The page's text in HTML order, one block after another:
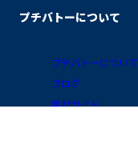
プチバトーについて
プチバトーについて
ブログ
素材ガイド